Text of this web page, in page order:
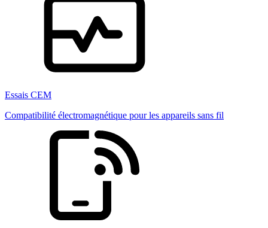
Essais CEM
Compatibilité électromagnétique pour les appareils sans fil